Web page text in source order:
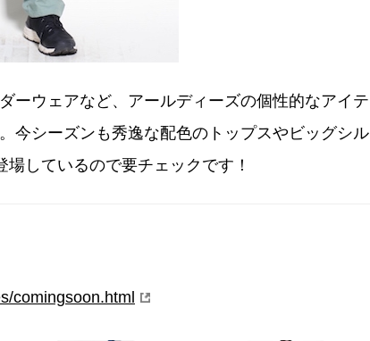
ーウェアなど、アールディーズの個性的なアイテ
今シーズンも秀逸な配色のトップスやビッグシル
しているので要チェックです！
comingsoon.html